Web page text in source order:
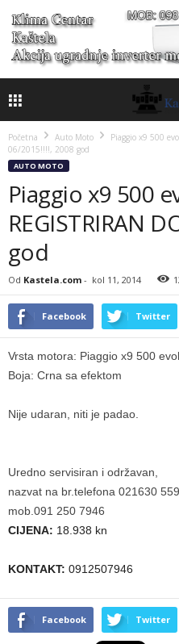
Početna Auto Moto
Piaggio x9 500
06/2015!!!!, 2008 god
AUTO MOTO
Piaggio x9 500
REGISTRIRAN
god
Od Kastela.com - kol 11, 2014
Facebook Twitter
Vrsta motora: Piaggio x9 500
Boja: Crna sa efektom
Nije udaran, niti je padao.
Uredno servisiran i održavan,
nazvat na br.telefona 021630 559
mob.091 250 7946
CIJENA: 18.938 kn
KONTAKT: 0912507946
Facebook Twitter